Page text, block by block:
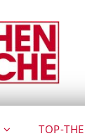
TOP-